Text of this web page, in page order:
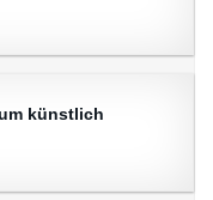
künstlich